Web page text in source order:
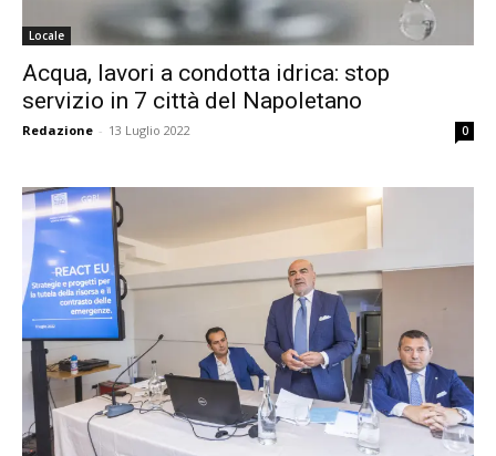
Locale
Acqua, lavori a condotta idrica: stop
servizio in 7 città del Napoletano
Redazione - 13 Luglio 2022 0